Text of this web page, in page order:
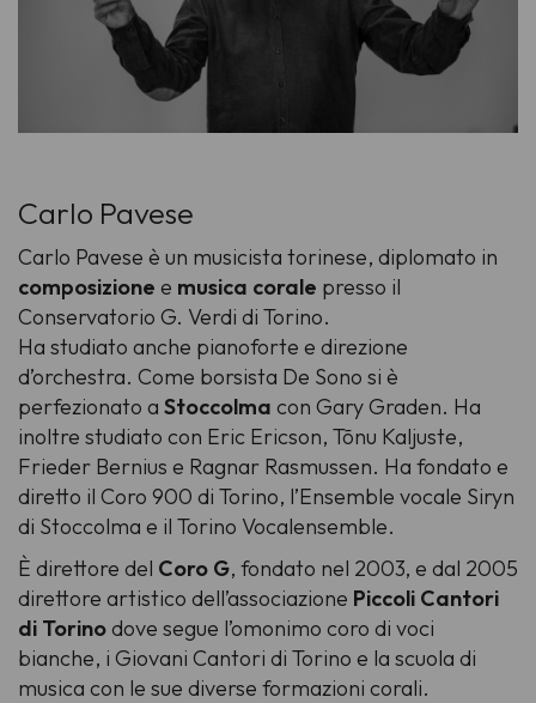
Carlo Pavese
Carlo Pavese è un musicista torinese, diplomato in
composizione e musica corale presso il
Conservatorio G. Verdi di Torino.
Ha studiato anche pianoforte e direzione
d’orchestra. Come borsista De Sono si è
perfezionato a Stoccolma con Gary Graden. Ha
inoltre studiato con Eric Ericson, Tõnu Kaljuste,
Frieder Bernius e Ragnar Rasmussen. Ha fondato e
diretto il Coro 900 di Torino, l’Ensemble vocale Siryn
di Stoccolma e il Torino Vocalensemble.
È direttore del Coro G, fondato nel 2003, e dal 2005
direttore artistico dell’associazione Piccoli Cantori
di Torinodove segue l’omonimo coro di voci
bianche, i Giovani Cantori di Torino e la scuola di
musica con le sue diverse formazioni corali.